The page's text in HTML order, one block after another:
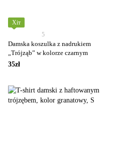
Хіт
5
Damska koszulka z nadrukiem
„Trójząb” w kolorze czarnym
35zł